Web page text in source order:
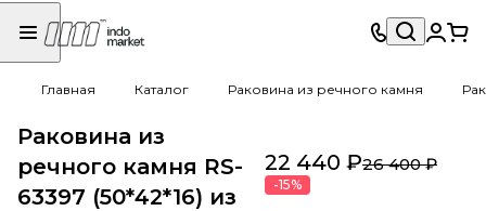
Главная Каталог Раковина из речного камня
Раковина из
речного камня RS-
63397 (50*42*16) из
22 440 ₽26 400 ₽
-15%